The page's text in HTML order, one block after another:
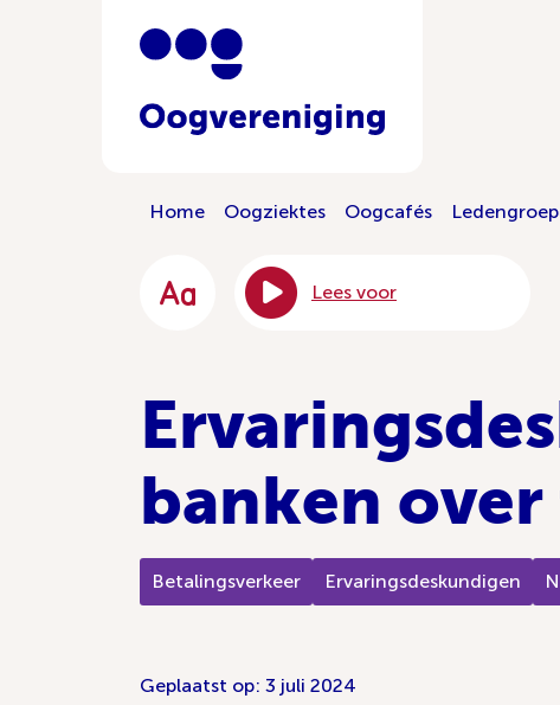
Home Oogziektes Oogcafés
Lees voor
banken
Betalingsverkeer Ervaringsdeskundigen
Geplaatst op: 3 juli 2024